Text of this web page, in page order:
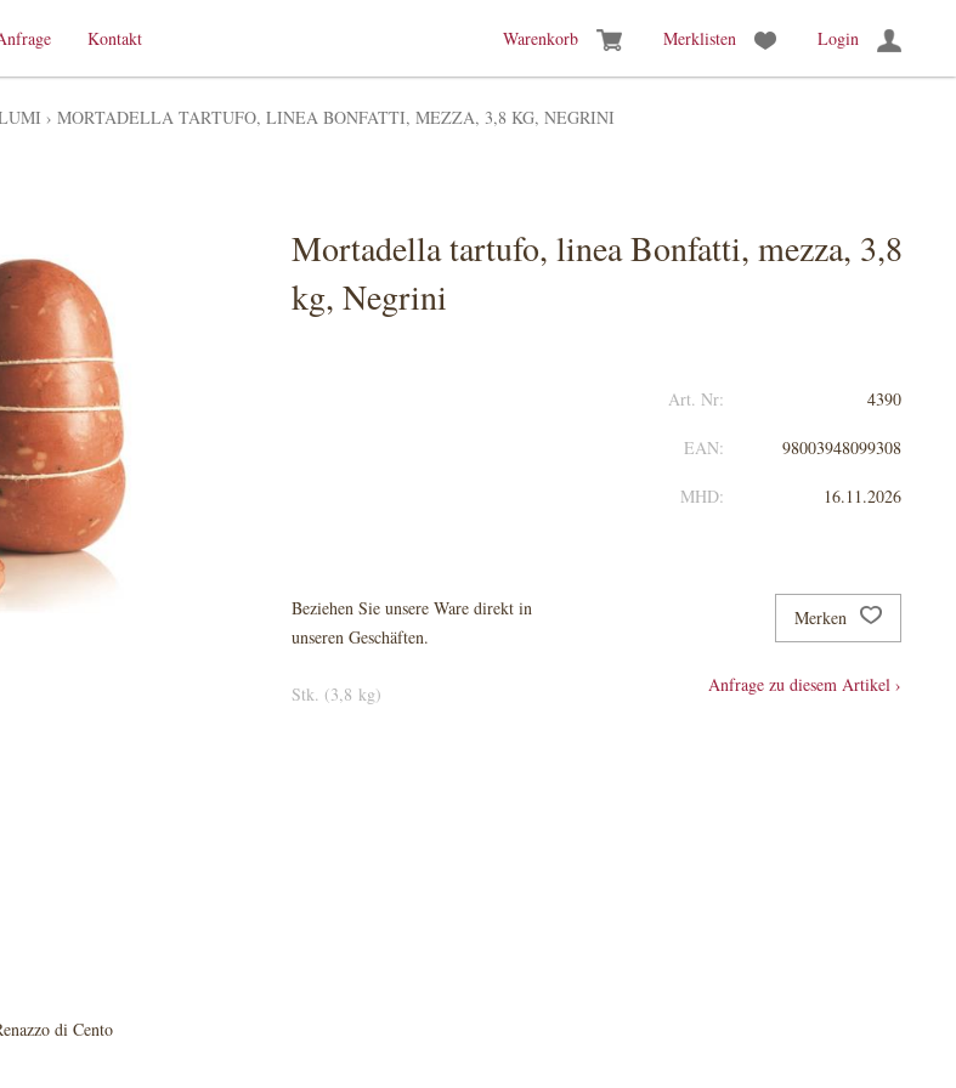
Warenkorb Merklisten Login
Kontakt
› MORTADELLA TARTUFO, LINEA BONFATTI, MEZZA, 3,8 KG, NEGRINI
Mortadella tartufo, linea Bonfatti, mezza, 3,8
kg, Negrini
Art. Nr: 4390
EAN: 98003948099308
MHD: 16.11.2026
Beziehen Sie unsere Ware direkt in
unseren Geschäften.
Stk. (3,8 kg)
Merken
Anfrage zu diesem Artikel ›
di Cento